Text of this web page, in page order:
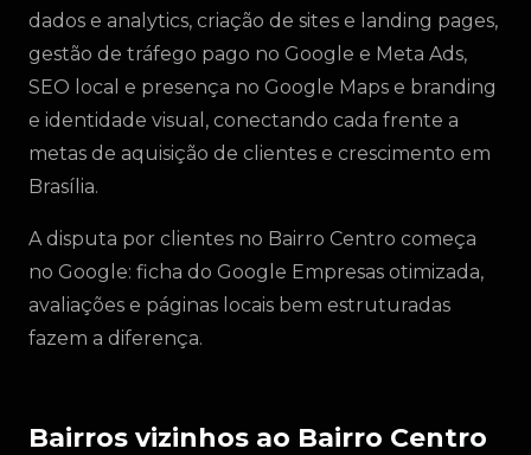
dados e analytics, criação de sites e landing pages,
gestão de tráfego pago no Google e Meta Ads,
SEO local e presença no Google Maps e branding
e identidade visual, conectando cada frente a
metas de aquisição de clientes e crescimento em
Brasília.
A disputa por clientes no Bairro Centro começa
no Google: ficha do Google Empresas otimizada,
avaliações e páginas locais bem estruturadas
fazem a diferença.
Bairros vizinhos ao Bairro Centro